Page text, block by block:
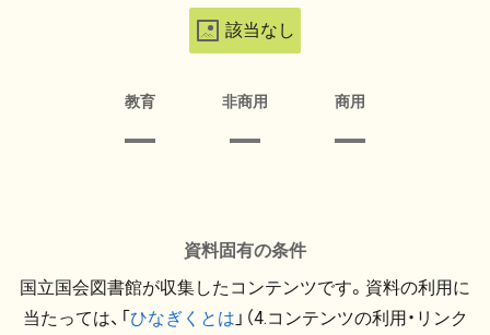
該当なし
教育 非商用 商用
資料固有の条件
国立国会図書館が収集したコンテンツです。資料の利用に
当たっては、「ひなぎくとは 」（4.コンテンツの利用・リンク